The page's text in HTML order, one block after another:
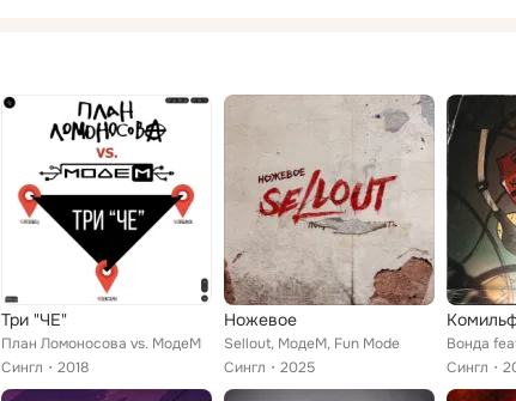
Три "ЧE"
План Ломоносова vs. МодеМ
Сингл
2018
Ножевое
Sellout, МодеМ, Fun Mode
Сингл
2025
Вонда
Сингл